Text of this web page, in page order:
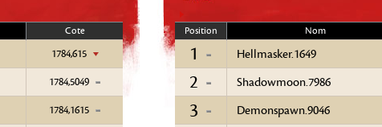
Cote
1784,615
1784,5049
1784,1615
Position Nom
1 Hellmasker.1649
2 Shadowmoon.7986
3 Demonspawn.9046